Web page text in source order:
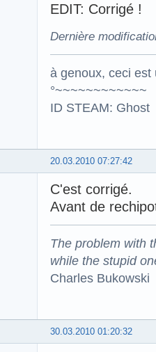
EDIT: Corrigé !
Dernière
à genoux, ceci est
°~~~~~~~~~~~~
ID STEAM: Ghost
20.03.2010 07:27:42
C'est corrigé.
Avant de
The problem with
while the stupid
Charles Bukowski
30.03.2010 01:20:32